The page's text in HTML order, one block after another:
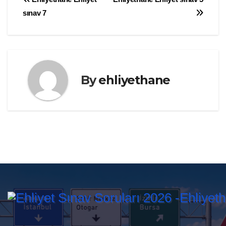
sınav 7
Byehliyethane